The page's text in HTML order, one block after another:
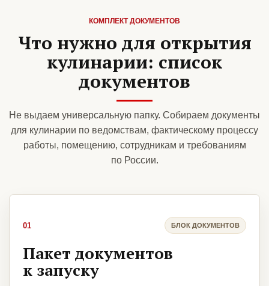
КОМПЛЕКТ ДОКУМЕНТОВ
Что нужно для открытия
кулинарии: список
документов
Не выдаем универсальную папку. Собираем документы
для кулинарии по ведомствам, фактическому процессу
работы, помещению, сотрудникам и требованиям
по России.
01 БЛОК ДОКУМЕНТОВ
Пакет документов
к запуску